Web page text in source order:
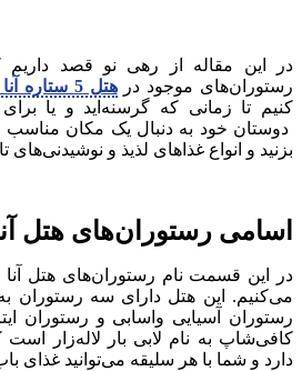
در این مقاله از رهی نو قصد داریم
رستوران‌های موجود درهتل 5 ستاره آنا ارومیه
کنیم تا زمانی که گرسنه‌اید و یا
دوستان خود به دنبال یک مکان مناسب
بزنید و انواع غذاهای لذیذ و نوشیدنی‌های
اسامی رستوران‌های هتل
در این قسمت نام رستوران‌های هتل آنا
می‌کنیم. این هتل دارای سه رستوران
رستوران آسیایی واسابی و رستوران
کافی‌شاپ به نام لابی بار لاله‌زار
دارد و شما با هر سلیقه می‌توانید غذای